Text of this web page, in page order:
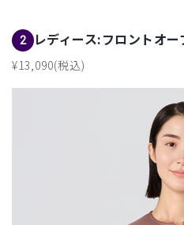
2 レディース:フロントオ
¥13,090(税込)